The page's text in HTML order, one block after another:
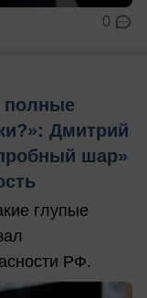
0
полные
Дмитрий
шар»
глупые
РФ.